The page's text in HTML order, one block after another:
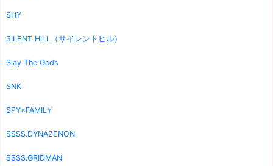
SHY
SILENT HILL（サイレントヒル）
Slay The Gods
SNK
SPY×FAMILY
SSSS.DYNAZENON
SSSS.GRIDMAN